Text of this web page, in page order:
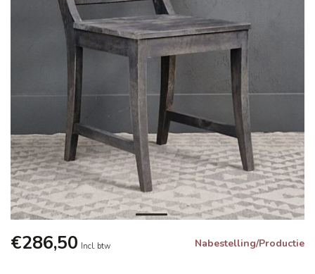
€286,50 Incl. btw Nabestelling/Productie